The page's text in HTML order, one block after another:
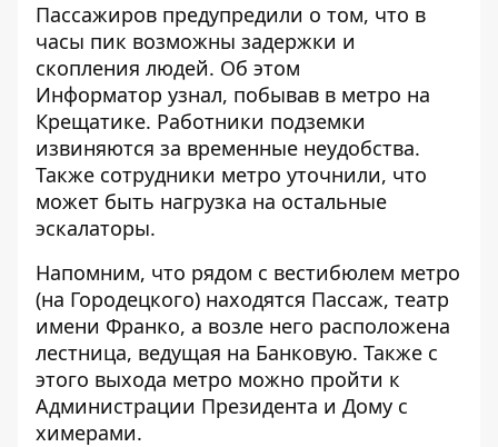
Пассажиров предупредили о том, что в
часы пик возможны задержки и
скопления людей. Об этом
Информатор узнал, побывав в метро на
Крещатике. Работники подземки
извиняются за временные неудобства.
Также сотрудники метро уточнили, что
может быть нагрузка на остальные
эскалаторы.
Напомним, что рядом с вестибюлем метро
(на Городецкого) находятся Пассаж, театр
имени Франко, а возле него расположена
лестница, ведущая на Банковую. Также с
этого выхода метро можно пройти к
Администрации Президента и Дому с
химерами.